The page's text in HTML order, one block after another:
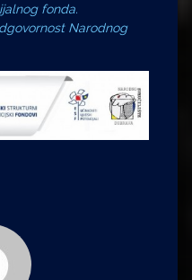
fonda.
Narodnog